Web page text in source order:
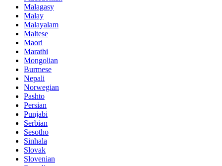
Malagasy
Malay
Malayalam
Maltese
Maori
Marathi
Mongolian
Burmese
Nepali
Norwegian
Pashto
Persian
Punjabi
Serbian
Sesotho
Sinhala
Slovak
Slovenian